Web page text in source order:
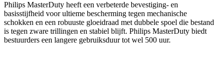
Philips MasterDuty heeft een verbeterde bevestiging- en
basisstijfheid voor ultieme bescherming tegen mechanische
schokken en een robuuste gloeidraad met dubbele spoel die bestand
is tegen zware trillingen en stabiel blijft. Philips MasterDuty biedt
bestuurders een langere gebruiksduur tot wel 500 uur.